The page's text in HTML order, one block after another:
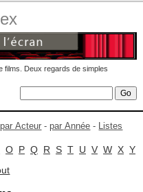
films. Deux regards de simples
par Acteur -par Année - Listes
O P Q R S T U V W X Y